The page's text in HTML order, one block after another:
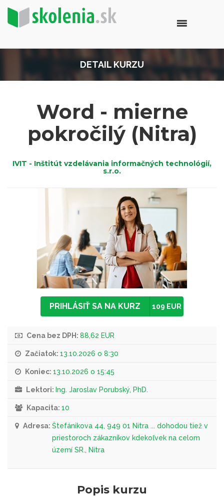
DETAIL KURZU
Word - mierne
pokročilý (Nitra)
IVIT - Inštitút vzdelávania informačných technológií,
s.r.o.
PRIHLÁSIŤ SA NA KURZ 109 EUR
Cena bez DPH: 88,62 EUR
Začiatok: 13.10.2026 o 8:30
Koniec: 13.10.2026 o 15:45
Lektori: Ing. Jaroslav Porubský, PhD.
Kapacita: 10
Adresa: Štefánikova 44, 949 01 Nitra ... dohodou tiež v
priestoroch zákazníkov kdekoľvek na celom
území SR., Nitra
Popis kurzu